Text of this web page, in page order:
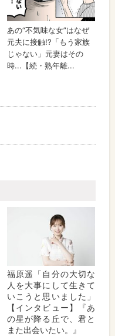
福原遥「自分の大切な
人を大事にして生きて
いこうと思いました」
【インタビュー】『あ
の星が降る丘で、君と
また出会いたい。』